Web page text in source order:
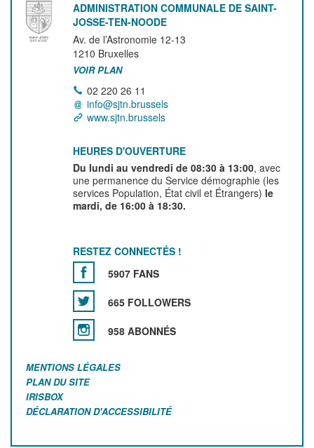
ADMINISTRATION COMMUNALE DE SAINT-
JOSSE-TEN-NOODE
Av. de l’Astronomie 12-13
1210 Bruxelles
VOIR PLAN
02 220 26 11
info@sjtn.brussels
www.sjtn.brussels
HEURES D'OUVERTURE
Du lundi au vendredi de 08:30 à 13:00, avec
une permanence du Service démographie (les
services Population, État civil et Étrangers) le
mardi, de 16:00 à 18:30.
RESTEZ CONNECTÉS !
5907 FANS
665 FOLLOWERS
958 ABONNÉS
MENTIONS LÉGALES
PLAN DU SITE
IRISBOX
DÉCLARATION D'ACCESSIBILITÉ